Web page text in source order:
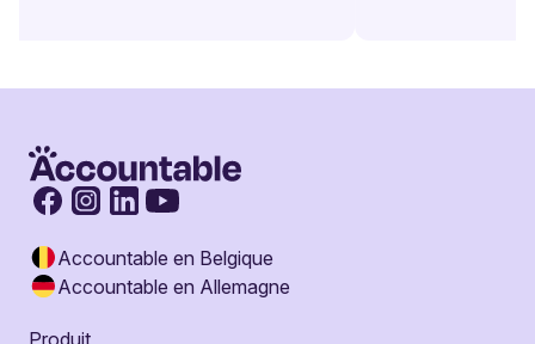
Accountable en Belgique
Accountable en Allemagne
Produit